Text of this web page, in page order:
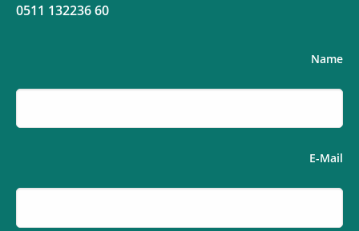
0511 132236 60
Name
E-Mail